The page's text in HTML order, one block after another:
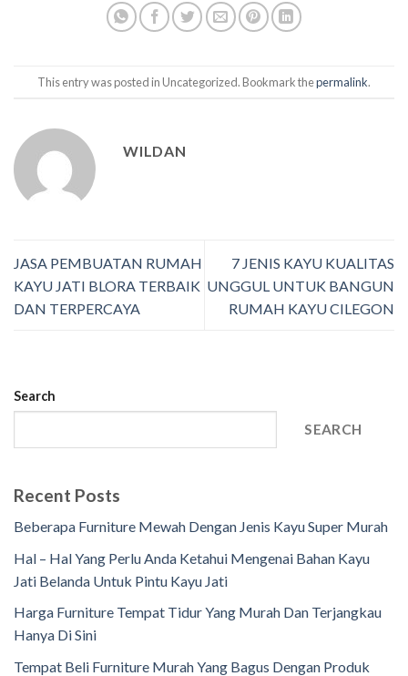
This entry was posted in Uncategorized. Bookmark thepermalink.
WILDAN
JASA PEMBUATAN RUMAH
KAYU JATI BLORA TERBAIK
DAN TERPERCAYA
7 JENIS KAYU KUALITAS
UNGGUL UNTUK BANGUN
RUMAH KAYU CILEGON
Search
SEARCH
Recent Posts
Beberapa Furniture Mewah Dengan Jenis Kayu Super Murah
Hal – Hal Yang Perlu Anda Ketahui Mengenai Bahan Kayu
Jati Belanda Untuk Pintu Kayu Jati
Harga Furniture Tempat Tidur Yang Murah Dan Terjangkau
Hanya Di Sini
Tempat Beli Furniture Murah Yang Bagus Dengan Produk